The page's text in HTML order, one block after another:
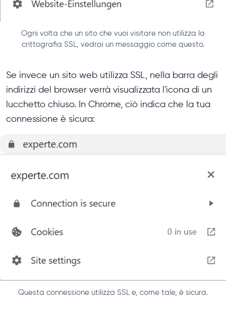
Ogni volta che un sito che vuoi visitare non utilizza la
crittografia SSL, vedrai un messaggio come questo.
Se invece un sito web utilizza SSL, nella barra degli
indirizzi del browser verrà visualizzata l'icona di un
lucchetto chiuso. In Chrome, ciò indica che la tua
connessione è sicura:
Questa connessione utilizza SSL e, come tale, è sicura.